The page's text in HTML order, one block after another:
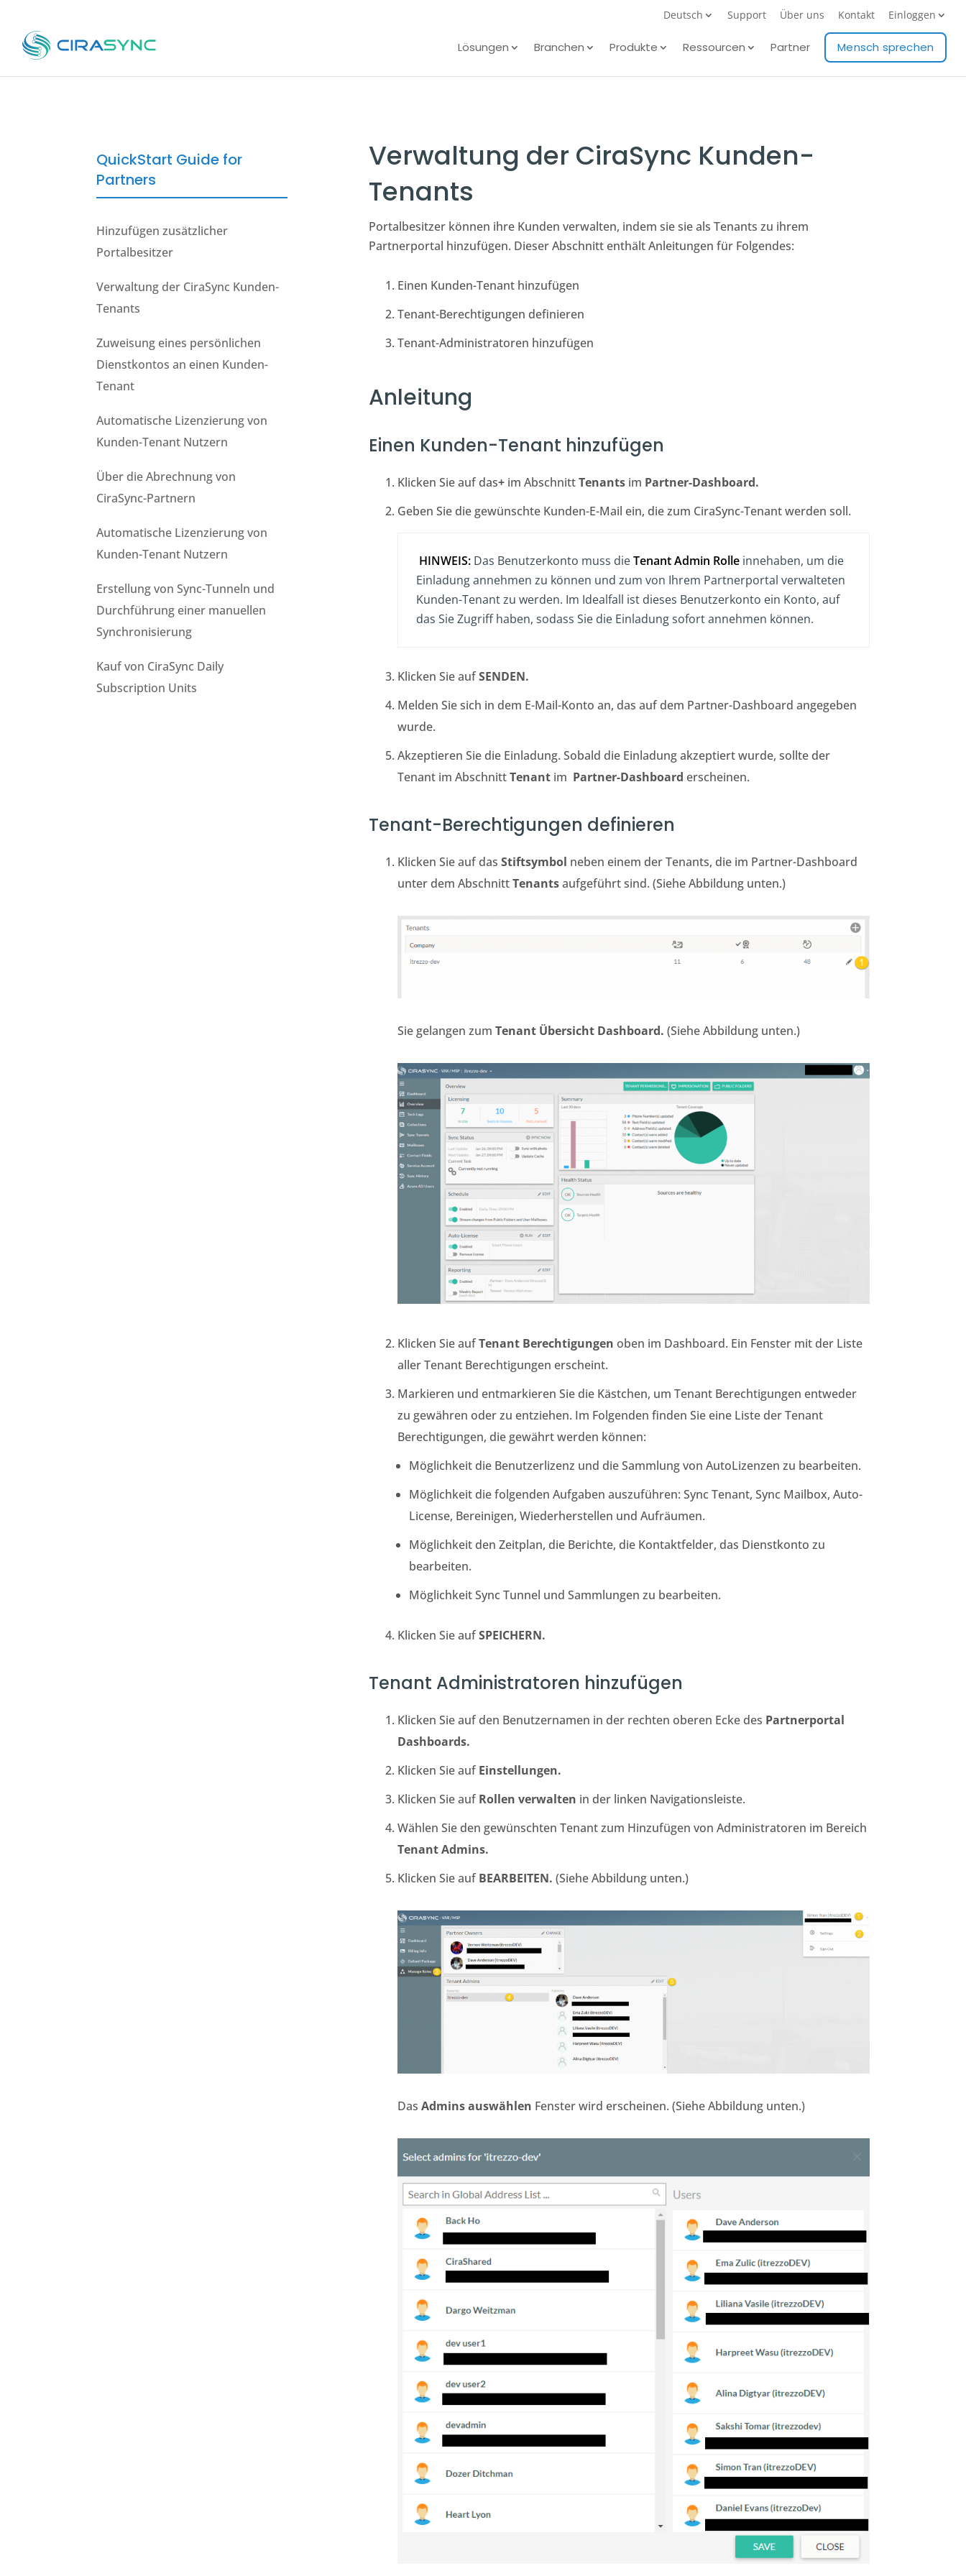
Deutsch Support Über uns Kontakt Einloggen
Lösungen Branchen Produkte Ressourcen Partner Mensch sprechen
QuickStart Guide for
Partners
Hinzufügen zusätzlicher
Portalbesitzer
Verwaltung der CiraSync Kunden-
Tenants
Zuweisung eines persönlichen
Dienstkontos an einen Kunden-
Tenant
Automatische Lizenzierung von
Kunden-Tenant Nutzern
Über die Abrechnung von
CiraSync-Partnern
Automatische Lizenzierung von
Kunden-Tenant Nutzern
Erstellung von Sync-Tunneln und
Durchführung einer manuellen
Synchronisierung
Kauf von CiraSync Daily
Subscription Units
Verwaltung der CiraSync Kunden-
Tenants
Portalbesitzer können ihre Kunden verwalten, indem sie sie als Tenants zu ihrem
Partnerportal hinzufügen. Dieser Abschnitt enthält Anleitungen für Folgendes:
Einen Kunden-Tenant hinzufügen
Tenant-Berechtigungen definieren
Tenant-Administratoren hinzufügen
Anleitung
Einen Kunden-Tenant hinzufügen
Klicken Sie auf das+im AbschnittTenants im Partner-Dashboard.
Geben Sie die gewünschte Kunden-E-Mail ein, die zum CiraSync-Tenant werden soll.
HINWEIS:Das Benutzerkonto muss dieTenant Admin Rolleinnehaben, um die
Einladung annehmen zu können und zum von Ihrem Partnerportal verwalteten
Kunden-Tenant zu werden. Im Idealfall ist dieses Benutzerkonto ein Konto, auf
das Sie Zugriff haben, sodass Sie die Einladung sofort annehmen können.
Klicken Sie aufSENDEN.
Melden Sie sich in dem E-Mail-Konto an, das auf dem Partner-Dashboard angegeben
wurde.
Akzeptieren Sie die Einladung. Sobald die Einladung akzeptiert wurde, sollte der
Tenant im AbschnittTenant im Partner-Dashboard erscheinen.
Tenant-Berechtigungen definieren
Klicken Sie auf das Stiftsymbol neben einem der Tenants, die im Partner-Dashboard
unter dem AbschnittTenantsaufgeführt sind. (Siehe Abbildung unten.)
Sie gelangen zum Tenant Übersicht Dashboard. (Siehe Abbildung unten.)
Klicken Sie aufTenant Berechtigungen oben im Dashboard. Ein Fenster mit der Liste
aller Tenant Berechtigungen erscheint.
Markieren und entmarkieren Sie die Kästchen, um Tenant Berechtigungen entweder
zu gewähren oder zu entziehen. Im Folgenden finden Sie eine Liste der Tenant
Berechtigungen, die gewährt werden können:
Möglichkeit die Benutzerlizenz und die Sammlung von AutoLizenzen zu bearbeiten.
Möglichkeit die folgenden Aufgaben auszuführen: Sync Tenant, Sync Mailbox, Auto-
License, Bereinigen, Wiederherstellen und Aufräumen.
Möglichkeit den Zeitplan, die Berichte, die Kontaktfelder, das Dienstkonto zu
bearbeiten.
Möglichkeit Sync Tunnel und Sammlungen zu bearbeiten.
Klicken Sie aufSPEICHERN.
Tenant Administratoren hinzufügen
Klicken Sie auf den Benutzernamen in der rechten oberen Ecke des Partnerportal
Dashboards.
Klicken Sie aufEinstellungen.
Klicken Sie aufRollen verwalten in der linken Navigationsleiste.
Wählen Sie den gewünschten Tenant zum Hinzufügen von Administratoren im Bereich
Tenant Admins.
Klicken Sie aufBEARBEITEN. (Siehe Abbildung unten.)
Das Admins auswählen Fenster wird erscheinen. (Siehe Abbildung unten.)